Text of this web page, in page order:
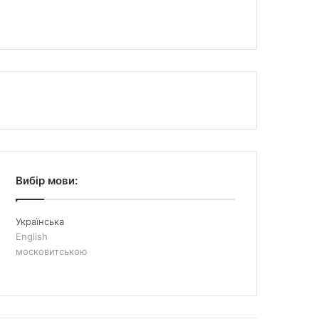
Вибір мови:
Українська
English
московитською